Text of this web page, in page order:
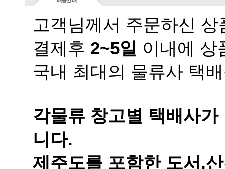
고객님께서 주문하신
결제후 2~5일 이내에 상
국내 최대의 물류사 택
니다.